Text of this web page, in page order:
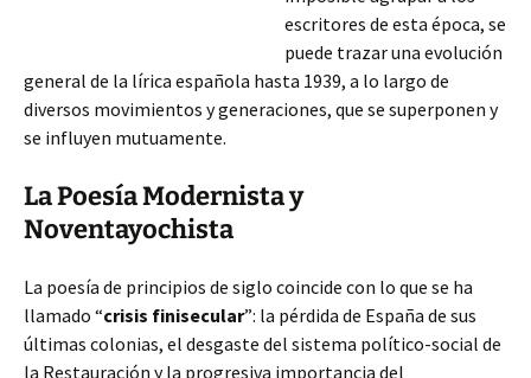
escritores de esta época, se
puede trazar una evolución
general de la lírica española hasta 1939, a lo largo de
diversos movimientos y generaciones, que se superponen y
se influyen mutuamente.
La Poesía Modernista y
Noventayochista
La poesía de principios de siglo coincide con lo que se ha
llamado “crisis finisecular”: la pérdida de España de sus
últimas colonias, el desgaste del sistema político-social de
la Restauración y la progresiva importancia del